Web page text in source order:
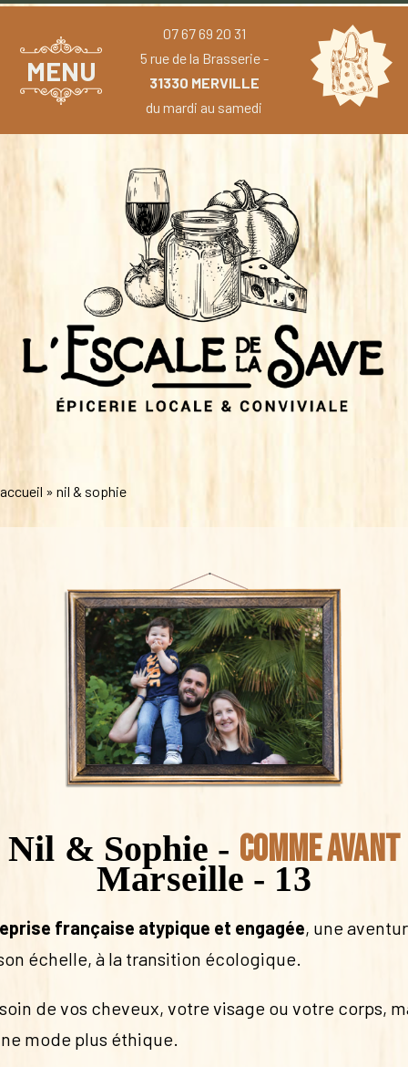
MENU
07 67 69 20 31
5 rue de la Brasserie -
31330 MERVILLE
du mardi au samedi
accueil » nil & sophie
Nil & Sophie - Comme avant
Marseille - 13
française atypique et engagée, une
échelle, à la transition écologique.
de vos cheveux, votre visage ou votre corps,
mode plus éthique.